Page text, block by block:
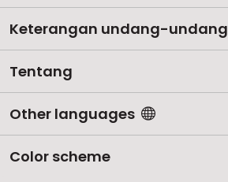
Keterangan undang-undang
Tentang
Other languages
Color scheme